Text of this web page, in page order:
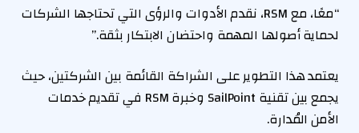
“معًا، مع RSM، نقدم الأدوات والرؤى التي تحتاجها الشركات
لحماية أصولها المهمة واحتضان الابتكار بثقة.”
يعتمد هذا التطوير على الشراكة القائمة بين الشركتين، حيث
يجمع بين تقنية SailPoint وخبرة RSM في تقديم خدمات
الأمن المُدارة.